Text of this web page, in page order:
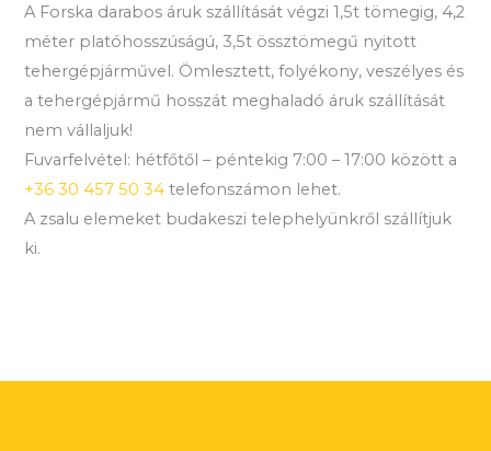
A Forska darabos áruk szállítását végzi 1,5t tömegig, 4,2
méter platóhosszúságú, 3,5t össztömegű nyitott
tehergépjárművel. Ömlesztett, folyékony, veszélyes és
a tehergépjármű hosszát meghaladó áruk szállítását
nem vállaljuk!
Fuvarfelvétel: hétfőtől – péntekig 7:00 – 17:00 között a
+36 30 457 50 34 telefonszámon lehet.
A zsalu elemeket budakeszi telephelyünkről szállítjuk
ki.